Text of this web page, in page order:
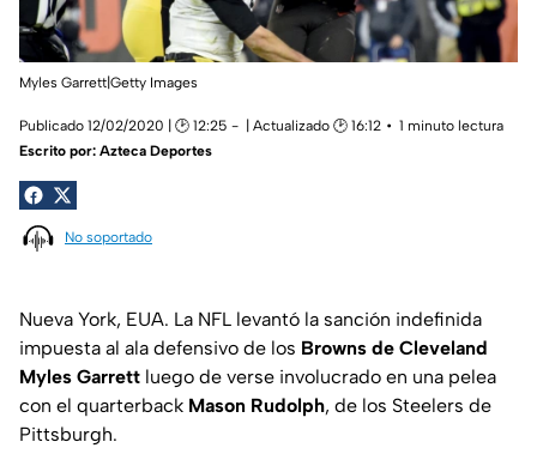
Myles Garrett|Getty Images
Publicado 12/02/2020 | 🕑 12:25 | Actualizado 🕑 16:12
1 minuto lectura
Escrito por: Azteca Deportes
No soportado
Nueva York, EUA. La NFL levantó la sanción indefinida
impuesta al ala defensivo de los Browns de Cleveland
Myles Garrett luego de verse involucrado en una pelea
con el quarterback Mason Rudolph, de los Steelers de
Pittsburgh.